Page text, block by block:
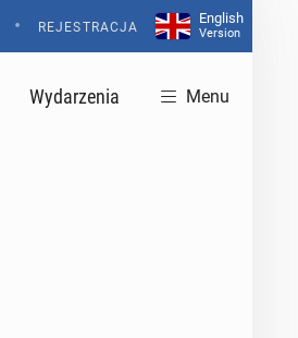
• REJESTRACJA
English
Version
Wydarzenia Menu